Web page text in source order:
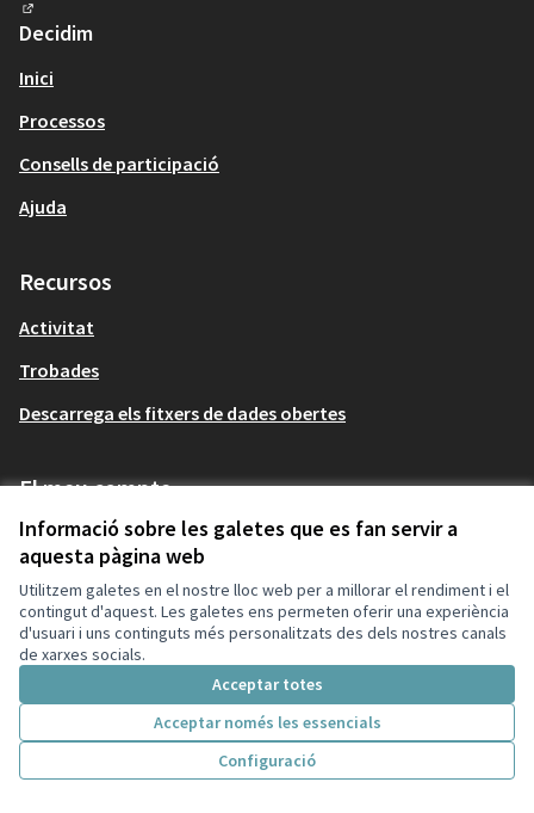
Informació sobre les galetes que es fan servir a
aquesta pàgina web
Utilitzem galetes en el nostre lloc web per a millorar el rendiment i el
contingut d'aquest. Les galetes ens permeten oferir una experiència
d'usuari i uns continguts més personalitzats des dels nostres canals
de xarxes socials.
Acceptar totes
Acceptar només les essencials
Configuració
Inici Cercar Activitat Entra
(Enllaç extern)
Decidim
Inici
Processos
Consells de participació
Ajuda
Recursos
Activitat
Trobades
Descarrega els fitxers de dades obertes
El meu compte
Registra't
Servei prestat pel Consorci Administració Oberta de Catalunya
Col·labora la Xarxa de Governs Transparents de Catalunya
Termes i condicions d’ús
Termes i condicions